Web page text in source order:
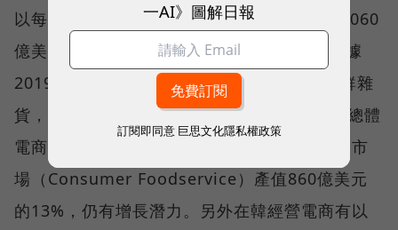
以每年10%的CAGR成長，到2024年將增至2,060
億美元、每位買家4,300美元的消費額。另根據
2019年數據，近40%韓國人在網路上購買生鮮雜
貨，比例遠高於歐美國家，產值160億美元佔總體
電商市場約14%。美食線上外送則佔消費食品市
場（Consumer Foodservice）產值860億美元
的13%，仍有增長潛力。另外在韓經營電商有以
一AI》圖解日報
訂閱即同意 巨思文化隱私權政策